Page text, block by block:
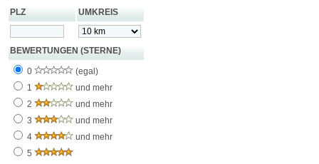
PLZ UMKREIS
BEWERTUNGEN (STERNE)
0
(egal)
1
und mehr
2
und mehr
3
und mehr
4
und mehr
5